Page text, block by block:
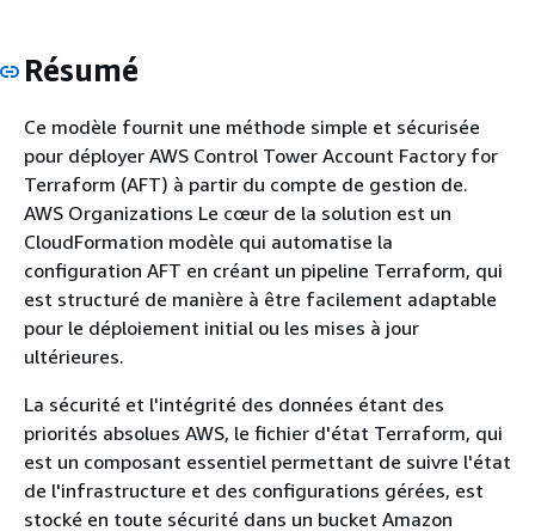
Résumé
Ce modèle fournit une méthode simple et sécurisée
pour déployer AWS Control Tower Account Factory for
Terraform (AFT) à partir du compte de gestion de.
AWS Organizations Le cœur de la solution est un
CloudFormation modèle qui automatise la
configuration AFT en créant un pipeline Terraform, qui
est structuré de manière à être facilement adaptable
pour le déploiement initial ou les mises à jour
ultérieures.
La sécurité et l'intégrité des données étant des
priorités absolues AWS, le fichier d'état Terraform, qui
est un composant essentiel permettant de suivre l'état
de l'infrastructure et des configurations gérées, est
stocké en toute sécurité dans un bucket Amazon